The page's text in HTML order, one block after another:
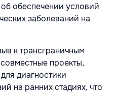
об обеспечении условий
заболеваний на
к трансграничным
проекты,
диагностики
на ранних стадиях, что